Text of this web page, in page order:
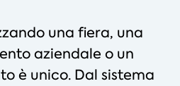
una fiera, una
aziendale o un
è unico. Dal sistema